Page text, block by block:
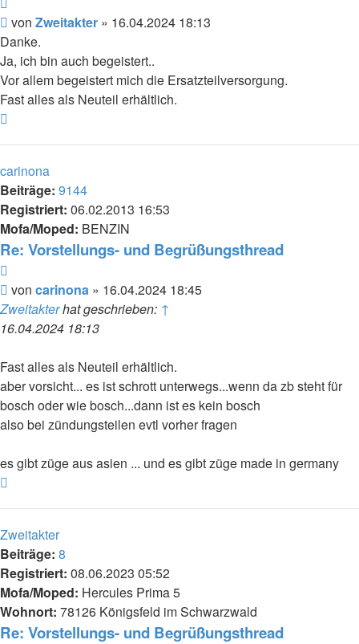
Beitrag
von Zweitakter » 16.04.2024 18:13
Danke.
Ja, ich bin auch begeistert..
Vor allem begeistert mich die Ersatzteilversorgung.
Fast alles als Neuteil erhältlich.
carinona
Beiträge: 9144
Registriert: 06.02.2013 16:53
Mofa/Moped: BENZIN
Re: Vorstellungs- und Begrüßungsthread
Beitrag
von carinona » 16.04.2024 18:45
Zweitakterhat geschrieben: ↑
16.04.2024 18:13
Fast alles als Neuteil erhältlich.
aber vorsicht... es ist schrott unterwegs...wenn da zb steht für
bosch oder wie bosch...dann ist es kein bosch
also bei zündungsteilen evtl vorher fragen
es gibt züge aus asien ... und es gibt züge made in germany
Zweitakter
Beiträge: 8
Registriert: 08.06.2023 05:52
Mofa/Moped: Hercules Prima 5
Wohnort: 78126 Königsfeld im Schwarzwald
Re: Vorstellungs- und Begrüßungsthread